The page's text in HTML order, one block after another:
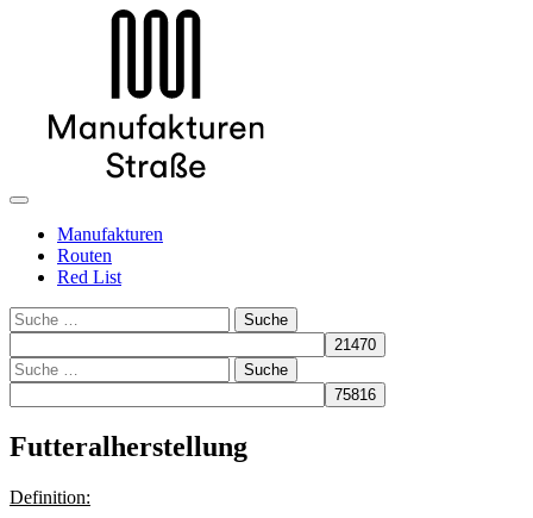
Manufakturen
Routen
Red List
Suche
Suche
Futteralherstellung
Definition: